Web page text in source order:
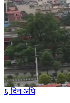
६ दिन अघि